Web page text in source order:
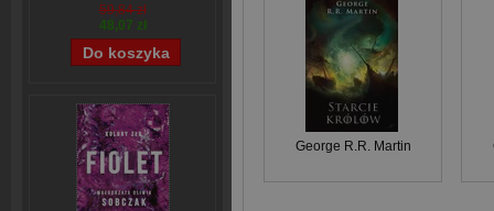
59,84 zł
48,07 zł
George R.R. Martin